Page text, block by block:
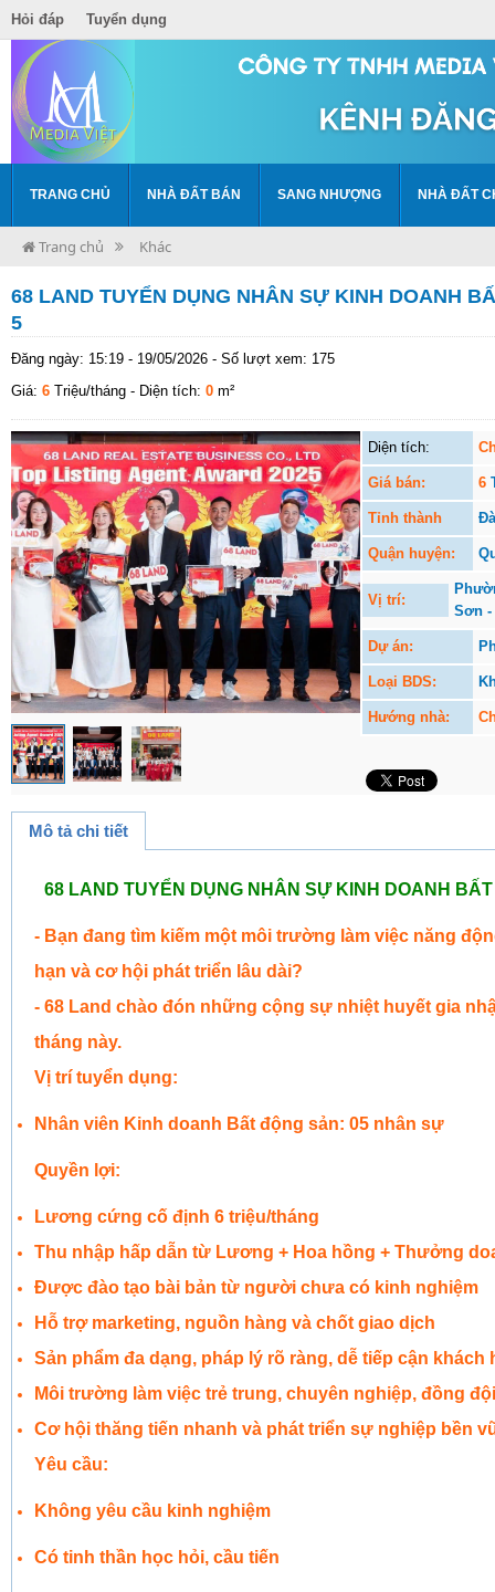
Hỏi đáp Tuyển dụng
TRANG CHỦ NHÀ ĐẤT BÁN SANG NHƯỢNG NHÀ ĐẤT
Trang chủ Khác
68 LAND TUYỂN DỤNG NHÂN SỰ KINH DOANH
5
Đăng ngày: 15:19 - 19/05/2026 - Số lượt xem: 175
Giá: 6 Triệu/tháng - Diện tích: 0 m²
Diện tích:
Giá bán: 6
Tỉnh thành
Quận huyện:
Vị trí:
Sơn -
Dự án:
Loại BDS:
Hướng nhà:
Mô tả chi tiết
68 LAND TUYỂN DỤNG NHÂN SỰ KINH DOANH
- Bạn đang tìm kiếm một môi trường làm việc năng
hạn và cơ hội phát triển lâu dài?
- 68 Land chào đón những cộng sự nhiệt huyết gia
tháng này.
Vị trí tuyển dụng:
Nhân viên Kinh doanh Bất động sản: 05 nhân sự
Quyền lợi:
Lương cứng cố định 6 triệu/tháng
Thu nhập hấp dẫn từ Lương + Hoa hồng + Thưởng
Được đào tạo bài bản từ người chưa có kinh nghiệm
Hỗ trợ marketing, nguồn hàng và chốt giao dịch
Sản phẩm đa dạng, pháp lý rõ ràng, dễ tiếp cận khách
Môi trường làm việc trẻ trung, chuyên nghiệp, đồng
Cơ hội thăng tiến nhanh và phát triển sự nghiệp bền
Yêu cầu:
Không yêu cầu kinh nghiệm
Có tinh thần học hỏi, cầu tiến